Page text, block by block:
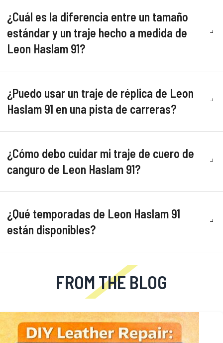
¿Cuál es la diferencia entre un tamaño
estándar y un traje hecho a medida de
Leon Haslam 91?
¿Puedo usar un traje de réplica de Leon
Haslam 91 en una pista de carreras?
¿Cómo debo cuidar mi traje de cuero de
canguro de Leon Haslam 91?
¿Qué temporadas de Leon Haslam 91
están disponibles?
FROM THE BLOG